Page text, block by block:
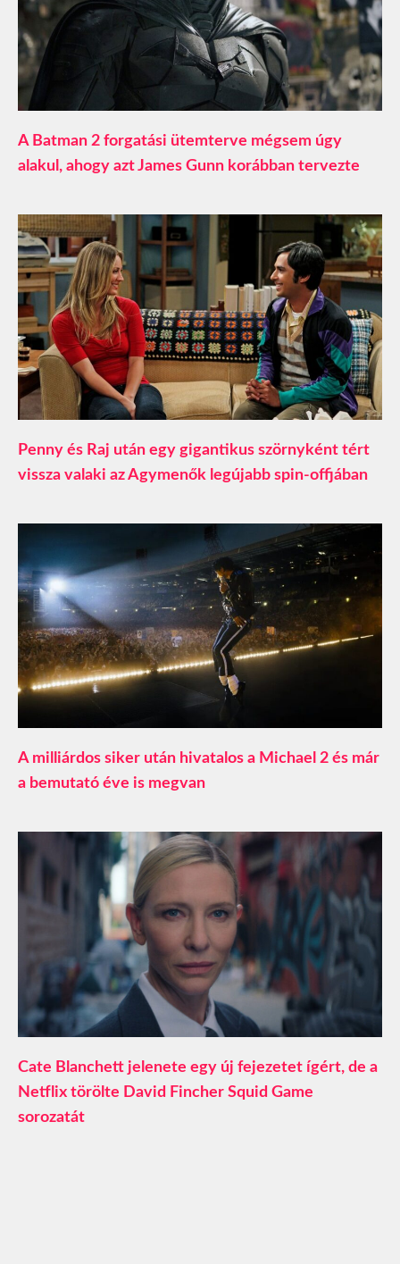
A Batman 2 forgatási ütemterve mégsem úgy
alakul, ahogy azt James Gunn korábban tervezte
Penny és Raj után egy gigantikus szörnyként tért
vissza valaki az Agymenők legújabb spin-offjában
A milliárdos siker után hivatalos a Michael 2 és már
a bemutató éve is megvan
Cate Blanchett jelenete egy új fejezetet ígért, de a
Netflix törölte David Fincher Squid Game
sorozatát